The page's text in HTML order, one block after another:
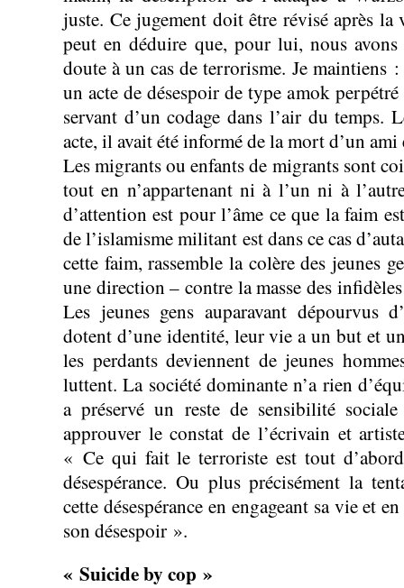
juste. Ce jugement doit être révisé après la
peut en déduire que, pour lui, nous
doute à un cas de terrorisme. Je maintiens :
un acte de désespoir de type amok
servant d’un codage dans l’air du temps.
acte, il avait été informé de la mort d’un
Les migrants ou enfants de migrants sont
tout en n’appartenant ni à l’un ni à
d’attention est pour l’âme ce que la faim
de l’islamisme militant est dans ce cas
cette faim, rassemble la colère des jeunes
une direction – contre la masse des
Les jeunes gens auparavant dépourvus
dotent d’une identité, leur vie a un but et
les perdants deviennent de jeunes
luttent. La société dominante n’a rien
a préservé un reste de sensibilité
approuver le constat de l’écrivain et
« Ce qui fait le terroriste est tout
désespérance. Ou plus précisément la
cette désespérance en engageant sa vie et
son désespoir ».
« Suicide by cop »